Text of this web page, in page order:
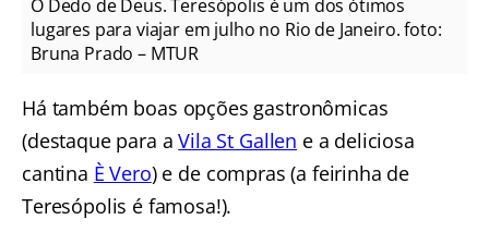
O Dedo de Deus. Teresópolis é um dos ótimos
lugares para viajar em julho no Rio de Janeiro. foto:
Bruna Prado – MTUR
Há também boas opções gastronômicas
(destaque para aVila St Gallen e a deliciosa
cantina È Vero) e de compras (a feirinha de
Teresópolis é famosa!).